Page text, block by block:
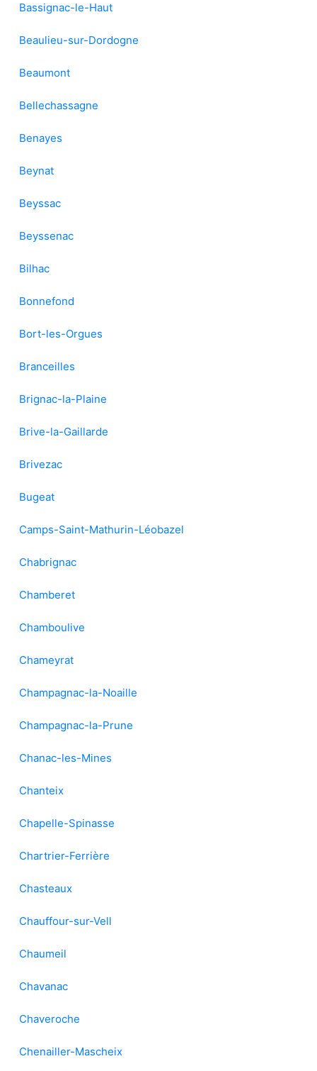
Bassignac-le-Haut
Beaulieu-sur-Dordogne
Beaumont
Bellechassagne
Benayes
Beynat
Beyssac
Beyssenac
Bilhac
Bonnefond
Bort-les-Orgues
Branceilles
Brignac-la-Plaine
Brive-la-Gaillarde
Brivezac
Bugeat
Camps-Saint-Mathurin-Léobazel
Chabrignac
Chamberet
Chamboulive
Chameyrat
Champagnac-la-Noaille
Champagnac-la-Prune
Chanac-les-Mines
Chanteix
Chapelle-Spinasse
Chartrier-Ferrière
Chasteaux
Chauffour-sur-Vell
Chaumeil
Chavanac
Chaveroche
Chenailler-Mascheix